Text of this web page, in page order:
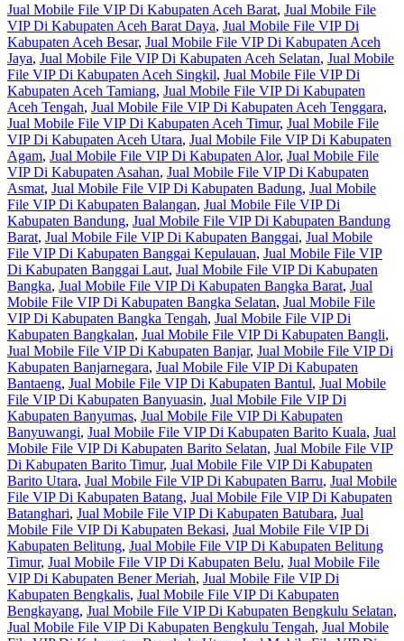
Jual Mobile File VIP Di Kabupaten Aceh Barat, Jual Mobile File
VIP Di Kabupaten Aceh Barat Daya, Jual Mobile File VIP Di
Kabupaten Aceh Besar, Jual Mobile File VIP Di Kabupaten Aceh
Jaya, Jual Mobile File VIP Di Kabupaten Aceh Selatan, Jual Mobile
File VIP Di Kabupaten Aceh Singkil, Jual Mobile File VIP Di
Kabupaten Aceh Tamiang, Jual Mobile File VIP Di Kabupaten
Aceh Tengah, Jual Mobile File VIP Di Kabupaten Aceh Tenggara,
Jual Mobile File VIP Di Kabupaten Aceh Timur, Jual Mobile File
VIP Di Kabupaten Aceh Utara, Jual Mobile File VIP Di Kabupaten
Agam, Jual Mobile File VIP Di Kabupaten Alor, Jual Mobile File
VIP Di Kabupaten Asahan, Jual Mobile File VIP Di Kabupaten
Asmat, Jual Mobile File VIP Di Kabupaten Badung, Jual Mobile
File VIP Di Kabupaten Balangan, Jual Mobile File VIP Di
Kabupaten Bandung, Jual Mobile File VIP Di Kabupaten Bandung
Barat, Jual Mobile File VIP Di Kabupaten Banggai, Jual Mobile
File VIP Di Kabupaten Banggai Kepulauan, Jual Mobile File VIP
Di Kabupaten Banggai Laut, Jual Mobile File VIP Di Kabupaten
Bangka, Jual Mobile File VIP Di Kabupaten Bangka Barat, Jual
Mobile File VIP Di Kabupaten Bangka Selatan, Jual Mobile File
VIP Di Kabupaten Bangka Tengah, Jual Mobile File VIP Di
Kabupaten Bangkalan, Jual Mobile File VIP Di Kabupaten Bangli,
Jual Mobile File VIP Di Kabupaten Banjar, Jual Mobile File VIP Di
Kabupaten Banjarnegara, Jual Mobile File VIP Di Kabupaten
Bantaeng, Jual Mobile File VIP Di Kabupaten Bantul, Jual Mobile
File VIP Di Kabupaten Banyuasin, Jual Mobile File VIP Di
Kabupaten Banyumas, Jual Mobile File VIP Di Kabupaten
Banyuwangi, Jual Mobile File VIP Di Kabupaten Barito Kuala, Jual
Mobile File VIP Di Kabupaten Barito Selatan, Jual Mobile File VIP
Di Kabupaten Barito Timur, Jual Mobile File VIP Di Kabupaten
Barito Utara, Jual Mobile File VIP Di Kabupaten Barru, Jual Mobile
File VIP Di Kabupaten Batang, Jual Mobile File VIP Di Kabupaten
Batanghari, Jual Mobile File VIP Di Kabupaten Batubara, Jual
Mobile File VIP Di Kabupaten Bekasi, Jual Mobile File VIP Di
Kabupaten Belitung, Jual Mobile File VIP Di Kabupaten Belitung
Timur, Jual Mobile File VIP Di Kabupaten Belu, Jual Mobile File
VIP Di Kabupaten Bener Meriah, Jual Mobile File VIP Di
Kabupaten Bengkalis, Jual Mobile File VIP Di Kabupaten
Bengkayang, Jual Mobile File VIP Di Kabupaten Bengkulu Selatan,
Jual Mobile File VIP Di Kabupaten Bengkulu Tengah, Jual Mobile